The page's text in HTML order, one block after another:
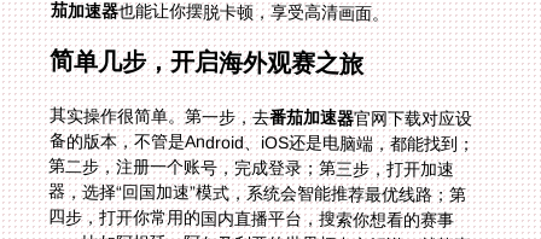
茄加速器也能让你摆脱卡顿，享受高清画面。
简单几步，开启海外观赛之旅
其实操作很简单。第一步，去番茄加速器官网下载对应设
备的版本，不管是Android、iOS还是电脑端，都能找到；
第二步，注册一个账号，完成登录；第三步，打开加速
器，选择“回国加速”模式，系统会智能推荐最优线路；第
四步，打开你常用的国内直播平台，搜索你想看的赛事
——比如阿根廷vs阿尔及利亚的世界杯中文解说，就能直
接观看了。如果遇到线路不稳定，手动切换几个节点试